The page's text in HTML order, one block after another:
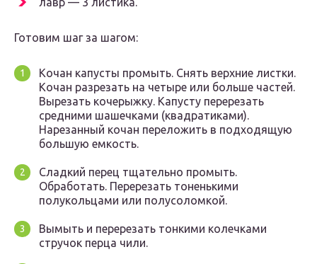
Готовим шаг за шагом:
Кочан капусты промыть. Снять верхние листки.
Кочан разрезать на четыре или больше частей.
Вырезать кочерыжку. Капусту перерезать
средними шашечками (квадратиками).
Нарезанный кочан переложить в подходящую
большую емкость.
Сладкий перец тщательно промыть.
Обработать. Перерезать тоненькими
полукольцами или полусоломкой.
Вымыть и перерезать тонкими колечками
стручок перца чили.